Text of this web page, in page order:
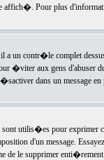
Pour plus
a un contr�le complet
�viter aux gens d'abuser
dans un message en
utilis�es pour exprimer
d'un message.
le supprimer